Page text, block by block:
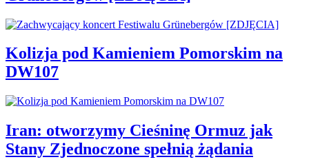
Kolizja pod Kamieniem Pomorskim na
DW107
Iran: otworzymy Cieśninę Ormuz jak
Stany Zjednoczone spełnią żądania